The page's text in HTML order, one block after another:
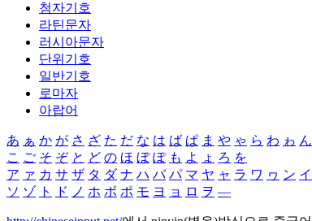
첨자기호
라틴문자
러시아문자
단위기호
일반기호
로마자
아랍어
あ ぁ か が さ ざ た だ な は ば ぱ ま や ゃ ら わ ゎ ん
こ ご そ ぞ と ど の ほ ぼ ぽ も よ ょ ろ を
ア ァ カ サ ザ タ ダ ナ ハ バ パ マ ヤ ャ ラ ワ ヮ ン イ
ソ ゾ ト ド ノ ホ ボ ポ モ ヨ ョ ロ ヲ ―